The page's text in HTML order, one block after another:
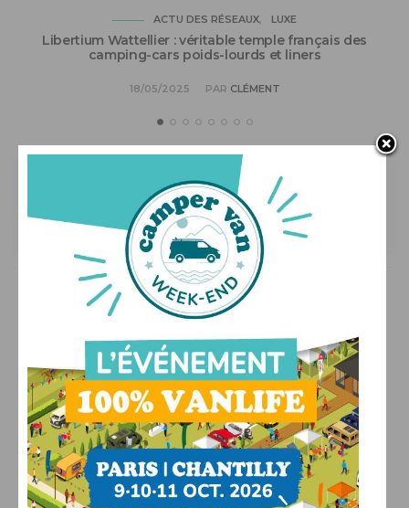
ACTU DES RÉSEAUX LUXE
Libertium Wattellier : véritable temple français des
camping-cars poids-lourds et liners
18/05/2025 PAR CLÉMENT
Les commentaires sont fermés.